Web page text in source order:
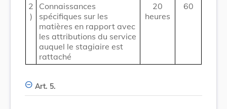
2
)
Connaissances
spécifiques sur les
matières en rapport avec
les attributions du service
auquel le stagiaire est
rattaché
20
heures
60
Art. 5.